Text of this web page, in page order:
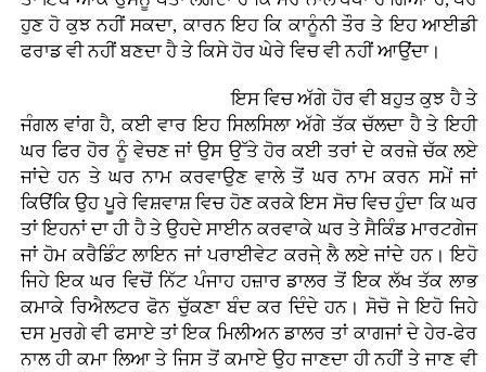
ਹੁਣ ਹੋ ਕੁਝ ਨਹੀਂ ਸਕਦਾ, ਕਾਰਨ ਇਹ ਕਿ ਕਾਨੂੰਨੀ ਤੌਰ ਤੇ ਇਹ ਆਈਡੀ
ਫਰਾਡ ਵੀ ਨਹੀਂ ਬਣਦਾ ਹੈ ਤੇ ਕਿਸੇ ਹੋਰ ਘੇਰੇ ਵਿਚ ਵੀ ਨਹੀਂ ਆਉਂਦਾ।
ਇਸ ਵਿਚ ਅੱਗੇ ਹੋਰ ਵੀ ਬਹੁਤ ਕੁਝ ਹੈ ਤੇ
ਜੰਗਲ ਵਾਂਗ ਹੈ, ਕਈ ਵਾਰ ਇਹ ਸਿਲਸਿਲਾ ਅੱਗੇ ਤੱਕ ਚੱਲਦਾ ਹੈ ਤੇ ਇਹੀ
ਘਰ ਫਿਰ ਹੋਰ ਨੂੰ ਵੇਚਣ ਜਾਂ ਉਸ ਉੱਤੇ ਹੋਰ ਕਈ ਤਰਾਂ ਦੇ ਕਰਜ਼ੇ ਚੱਕ ਲਏ
ਜਾਂਦੇ ਹਨ ਤੇ ਘਰ ਨਾਮ ਕਰਵਾਉਣ ਵਾਲੇ ਤੋਂ ਘਰ ਨਾਮ ਕਰਨ ਸਮੇਂ ਜਾਂ
ਕਿੳਂਕਿ ਉਹ ਪੂਰੇ ਵਿਸ਼ਵਾਸ਼ ਵਿਚ ਹੋਣ ਕਰਕੇ ਇਸ ਸੋਚ ਵਿਚ ਹੁੰਦਾ ਕਿ ਘਰ
ਤਾਂ ਇਹਨਾਂ ਦਾ ਹੀ ਹੈ ਤੇ ਉਹਦੇ ਸਾਈਨ ਕਰਵਾਕੇ ਘਰ ਤੇ ਸੈਕਿੰਡ ਮਾਰਟਗੇਜ
ਜਾਂ ਹੋਮ ਕਰੈਡਿੰਟ ਲਾਇਨ ਜਾਂ ਪਰਾਈਵੇਟ ਕਰਜੇ਼ ਲੈ ਲਏ ਜਾਂਦੇ ਹਨ। ਇਹੋ
ਜਿਹੇ ਇਕ ਘਰ ਵਿਚੋਂ ਨਿੱਟ ਪੰਜਾਹ ਹਜ਼ਾਰ ਡਾਲਰ ਤੋਂ ਇਕ ਲੱਖ ਤੱਕ ਲਾਭ
ਕਮਾਕੇ ਰਿਐਲਟਰ ਫੋਨ ਚੁੱਕਣਾ ਬੰਦ ਕਰ ਦਿੰਦੇ ਹਨ। ਸੋਚੋ ਜੇ ਇਹੋ ਜਿਹੇ
ਦਸ ਮੁਰਗੇ ਵੀ ਫਸਾਏ ਤਾਂ ਇਕ ਮਿਲੀਅਨ ਡਾਲਰ ਤਾਂ ਕਾਗਜਾਂ ਦੇ ਹੇਰ-ਫੇਰ
ਨਾਲ ਹੀ ਕਮਾ ਲਿਆ ਤੇ ਜਿਸ ਤੋਂ ਕਮਾਏ ਉਹ ਜਾਣਦਾ ਹੀ ਨਹੀਂ ਤੇ ਜਾਣ ਵੀ